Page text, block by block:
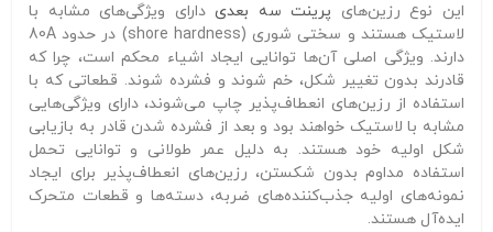
این نوع رزین‌های پرینت سه بعدیدارای ویژگی‌های مشابه با
لاستیک هستند و سختی شوری (shore hardness) در حدود 80A
دارند. ویژگی اصلی آن‌ها توانایی ایجاد اشیاء محکم است، چرا که
قادرند بدون تغییر شکل، خم شوند و فشرده شوند. قطعاتی که با
استفاده از رزین‌های انعطاف‌پذیر چاپ می‌شوند، دارای ویژگی‌هایی
مشابه با لاستیک خواهند بود و بعد از فشرده شدن قادر به بازیابی
شکل اولیه خود هستند. به دلیل عمر طولانی و توانایی تحمل
استفاده مداوم بدون شکستن، رزین‌های انعطاف‌پذیر برای ایجاد
نمونه‌های اولیه جذب‌کننده‌های ضربه، دسته‌ها و قطعات متحرک
ایده‌آل هستند.